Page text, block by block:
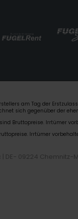
am Tag der
sich gegenüber der
Bruttopreise. Irrtümer
Irrtümer
DE- 09224